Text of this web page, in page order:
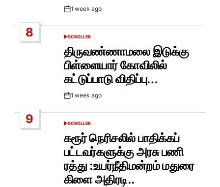
Post1 week ago
8
POSTED
SCROLLER
திருவண்ணாமலை இடுக்கு
பிள்ளையார் கோவிலில்
கட்டுப்பாடு விதிப்பு…
Post1 week ago
9
POSTED
SCROLLER
கரூர் நெரிசலில் பாதிக்கப்
பட்டவர்களுக்கு அரசு பணி
ரத்து :உயர்நீதிமன்றம் மதுரை
கிளை அதிரடி..